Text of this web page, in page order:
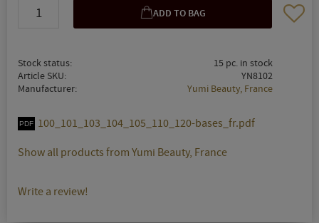
Add to
Stock status
15 pc. in stock
Article SKU
YN8102
Manufacturer
Yumi Beauty, France
100_101_103_104_105_110_120-bases_fr.pdf
Show all products from Yumi Beauty, France
Write a review!